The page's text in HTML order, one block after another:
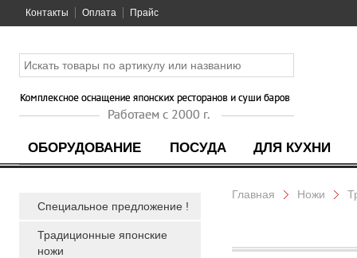
Контакты Оплата Прайс
ОБОРУДОВАНИЕ ПОСУДА ДЛЯ КУХНИ
Специальное предложение !
Традиционные японские
ножи
Главная Ножи